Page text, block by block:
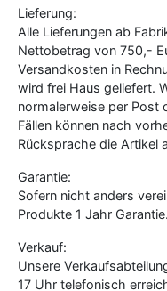
Lieferung:
Alle Lieferungen ab
Nettobetrag von 750,-
Versandkosten in
wird frei Haus geliefert.
normalerweise per Post
Fällen können nach
Rücksprache die Artikel
Garantie:
Sofern nicht anders
Produkte 1 Jahr Garantie.
Verkauf:
Unsere
17 Uhr telefonisch